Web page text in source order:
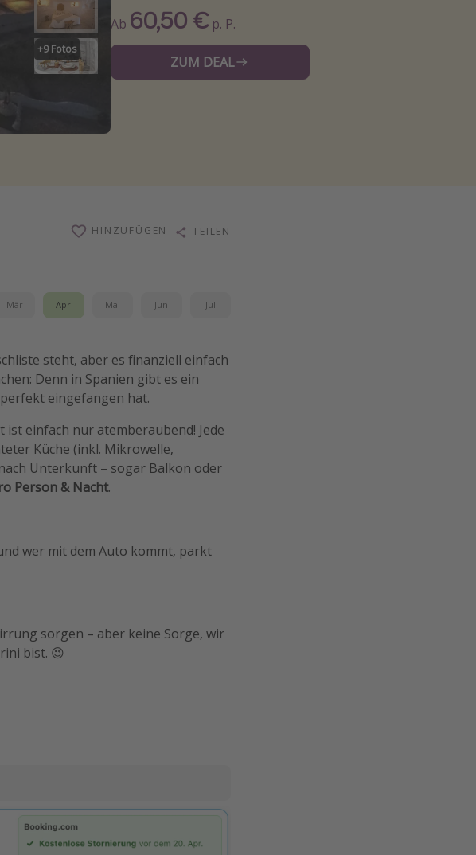
+9 Fotos
Ab 60,50 € p. P.
ZUM DEAL
HINZUFÜGEN TEILEN
Mär Apr Mai Jun Jul
steht, aber es finanziell einfach
Denn in Spanien gibt es ein
eingefangen hat.
einfach nur atemberaubend! Jede
Küche (inkl. Mikrowelle,
Unterkunft – sogar Balkon oder
Person & Nacht.
wer mit dem Auto kommt, parkt
sorgen – aber keine Sorge, wir
bist. 😉